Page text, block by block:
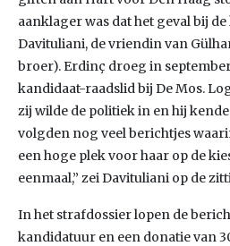
aanklager was dat het geval bij
Davituliani, de vriendin van
broer). Erdinç droeg in
kandidaat-raadslid bij De Mos.
zij wilde de politiek in en hij
volgden nog veel berichtjes
een hoge plek voor haar op de
eenmaal,” zei Davituliani op de
In het strafdossier lopen de
kandidatuur en een donatie van